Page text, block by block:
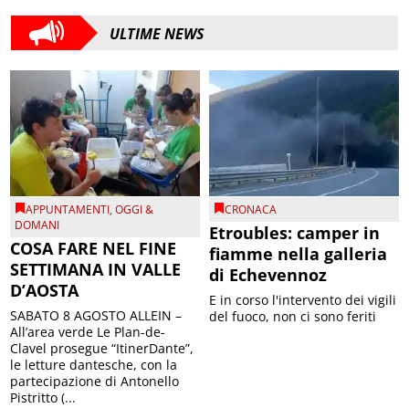
ULTIME NEWS
APPUNTAMENTI,OGGI &
DOMANI
COSA FARE NEL FINE
SETTIMANA IN VALLE
D’AOSTA
SABATO 8 AGOSTO ALLEIN –
All’area verde Le Plan-de-
Clavel prosegue “ItinerDante”,
le letture dantesche, con la
partecipazione di Antonello
Pistritto (...
CRONACA
Etroubles: camper in
fiamme nella galleria
di Echevennoz
E in corso l'intervento dei vigili
del fuoco, non ci sono feriti